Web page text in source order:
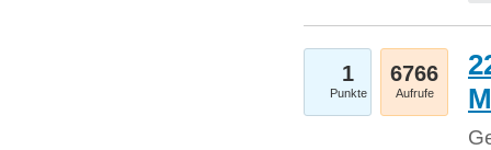
1
Punkte
6766
Aufrufe